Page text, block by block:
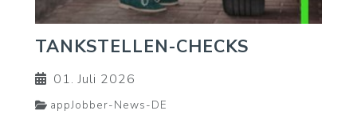
TANKSTELLEN-CHECKS
01. Juli 2026
appJobber-News-DE